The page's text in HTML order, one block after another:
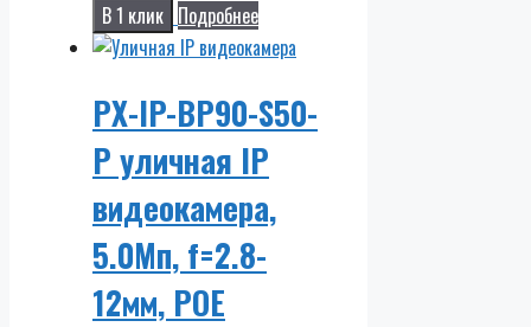
В 1 клик Подробнее
PX-IP-BP90-S50-
P уличная IP
видеокамера,
5.0Мп, f=2.8-
12мм, POE